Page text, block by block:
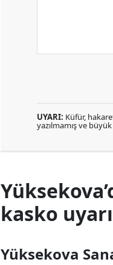
UYARI: Küfür,
yazılmamış ve
kasko
Yüksekova